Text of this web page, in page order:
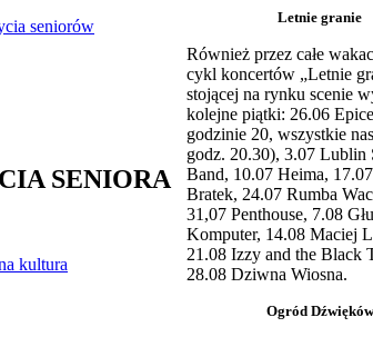
SENIORA
Letnie granie
Również przez całe
cykl koncertów „Letnie
stojącej na rynku scenie
kolejne piątki: 26.06
godzinie 20, wszystkie
godz. 20.30), 3.07 Lublin
Band, 10.07 Heima,
Bratek, 24.07 Rumba
31,07 Penthouse, 7.08
Komputer, 14.08 Maciej
21.08 Izzy and the Black
28.08 Dziwna Wiosna.
Ogród Dźwięków